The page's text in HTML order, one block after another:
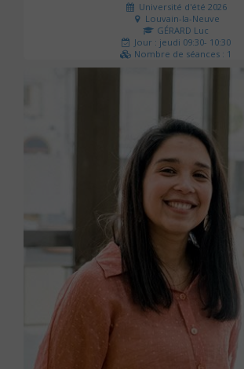
Université d'été 2026
Louvain-la-Neuve
GÉRARD Luc
Jour : jeudi 09:30- 10:30
Nombre de séances : 1